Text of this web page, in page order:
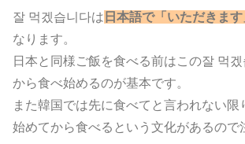
잘 먹겠습니다は 日本語で「いただきま
なります。
日本と同様ご飯を食べる前はこの잘 먹
から食べ始めるのが基本です。
また韓国では先に食べてと言われない限
始めてから食べるという文化があるので